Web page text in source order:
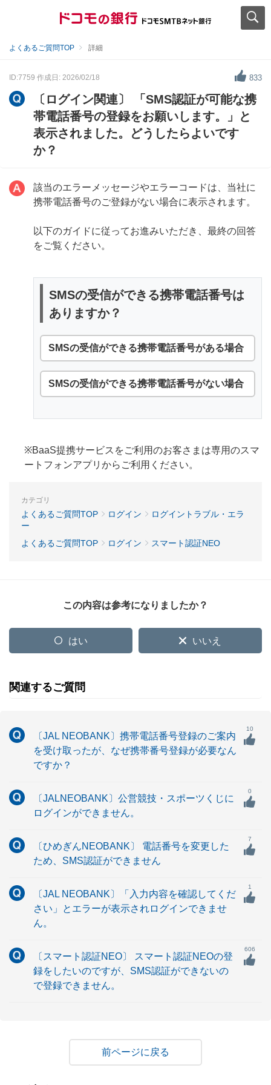
よくあるご質問TOP 詳細
ID:7759 作成日: 2026/02/18 833
〔ログイン関連〕 「SMS認証が可能な携
帯電話番号の登録をお願いします。」と
表示されました。どうしたらよいです
か？
該当のエラーメッセージやエラーコードは、当社に
携帯電話番号のご登録がない場合に表示されます。
以下のガイドに従ってお進みいただき、最終の回答
をご覧ください。
SMSの受信ができる携帯電話番号は
ありますか？
SMSの受信ができる携帯電話番号がある場合
SMSの受信ができる携帯電話番号がない場合
※BaaS提携サービスをご利用のお客さまは専用のスマ
ートフォンアプリからご利用ください。
カテゴリ
よくあるご質問TOP ログイン
ログイントラブル・エラ
ー
よくあるご質問TOP
ログイン スマート認証NEO
この内容は参考になりましたか？
はい いいえ
関連するご質問
〔JAL NEOBANK〕携帯電話番号登録のご案内
を受け取ったが、なぜ携帯番号登録が必要なん
ですか？
10
〔JALNEOBANK〕公営競技・スポーツくじに
ログインができません。
0
〔ひめぎんNEOBANK〕 電話番号を変更した
ため、SMS認証ができません
7
〔JAL NEOBANK〕「入力内容を確認してくだ
さい」とエラーが表示されログインできませ
ん。
1
〔スマート認証NEO〕 スマート認証NEOの登
録をしたいのですが、SMS認証ができないの
で登録できません。
606
戻る